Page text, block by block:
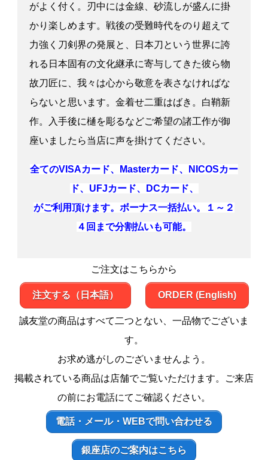
がよく付く。刃中には金線、砂流しが盛んに掛
かり楽しめます。戦後の受難時代をのり超えて
力強く刀剣界の発展と、日本刀という世界に誇
れる日本固有の文化継承に寄与してきた彼ら物
故刀匠に、我々は心から敬意を表さなければな
らないと思います。金着せ二重はばき。白鞘新
作。入手後に樋を彫るなどご希望の諸工作が御
座いましたら当店に声を掛けてください。
全てのVISAカード、Masterカード、NICOSカー
ド、UFJカード、DCカード、
がご利用頂けます。ボーナス一括払い。１～２
４回まで分割払いも可能。
ご注文はこちらから
注文する（日本語） ORDER (English)
誠友堂の商品はすべて二つとない、一品物でございま
す。
お求め逃がしのございませんよう。
掲載されている商品は店舗でご覧いただけます。ご来店
の前にお電話にてご確認ください。
電話・メール・WEBで問い合わせる
銀座店のご案内はこちら